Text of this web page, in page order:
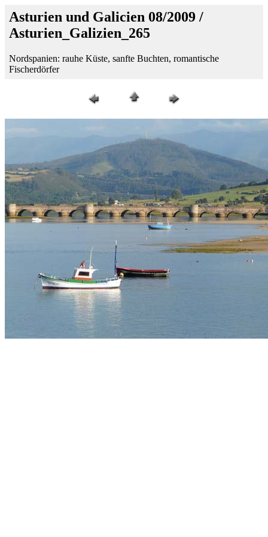
Asturien und Galicien 08/2009 /
Asturien_Galizien_265
Nordspanien: rauhe Küste, sanfte Buchten, romantische
Fischerdörfer